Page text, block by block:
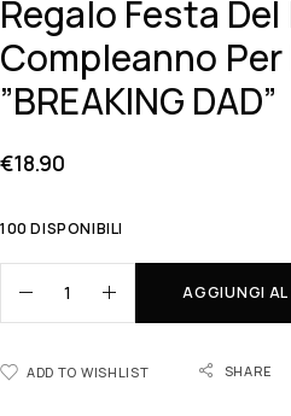
Regalo Festa
Compleanno
”BREAKING DAD”
€18.90
100 DISPONIBILI
AGGIUNGI AL
ADD TO WISHLIST SHARE